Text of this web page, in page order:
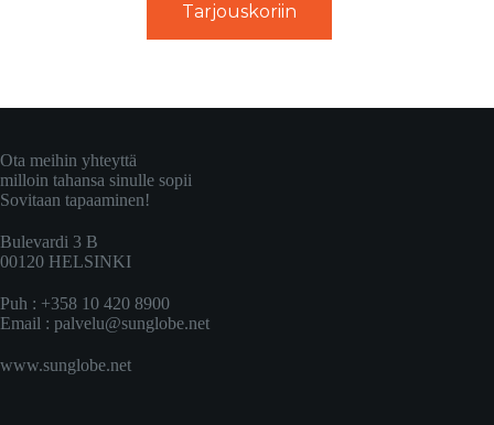
Tarjouskoriin
Ota meihin yhteyttä
milloin tahansa sinulle sopii
Sovitaan tapaaminen!
Bulevardi 3 B
00120 HELSINKI
Puh : +358 10 420 8900
Email : palvelu@sunglobe.net
www.sunglobe.net